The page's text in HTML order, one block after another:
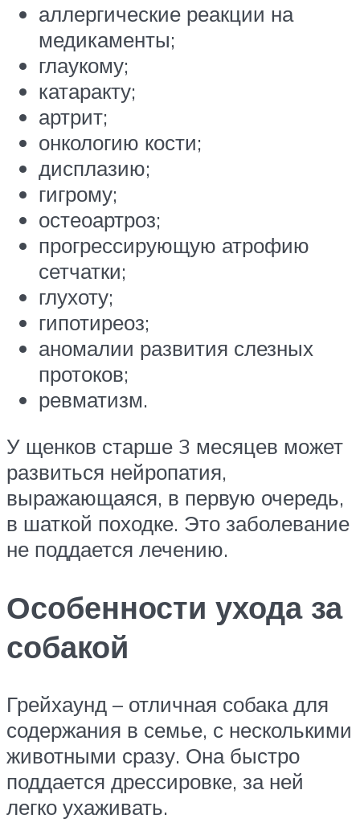
аллергические реакции на
медикаменты;
глаукому;
катаракту;
артрит;
онкологию кости;
дисплазию;
гигрому;
остеоартроз;
прогрессирующую атрофию
сетчатки;
глухоту;
гипотиреоз;
аномалии развития слезных
протоков;
ревматизм.
У щенков старше 3 месяцев может
развиться нейропатия,
выражающаяся, в первую очередь,
в шаткой походке. Это заболевание
не поддается лечению.
Особенности ухода за
собакой
Грейхаунд – отличная собака для
содержания в семье, с несколькими
животными сразу. Она быстро
поддается дрессировке, за ней
легко ухаживать.